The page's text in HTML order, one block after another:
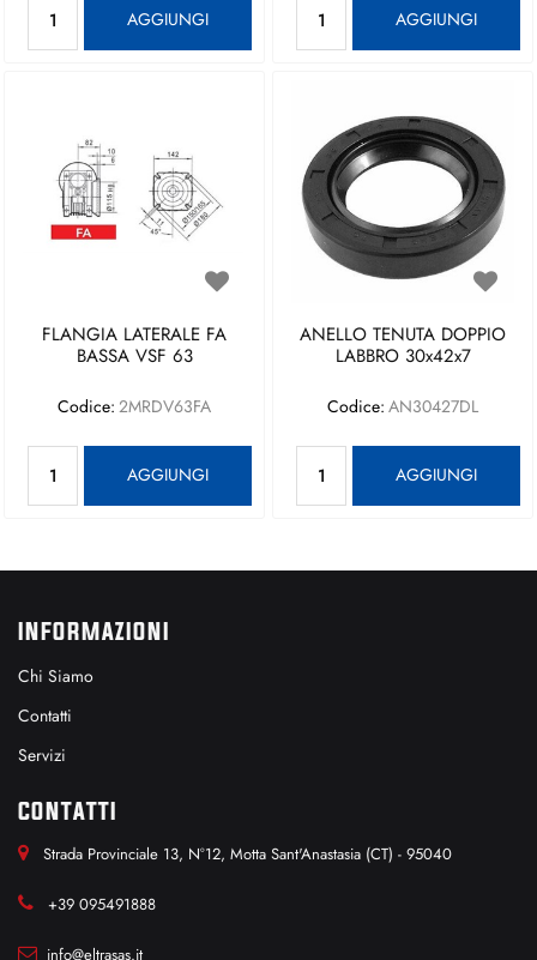
AGGIUNGI AGGIUNGI
FLANGIA LATERALE FA
BASSA VSF 63
Codice: 2MRDV63FA
AGGIUNGI
ANELLO TENUTA DOPPIO
LABBRO 30x42x7
Codice: AN30427DL
AGGIUNGI
INFORMAZIONI
Chi Siamo
Contatti
Servizi
CONTATTI
Strada Provinciale 13, N°12, Motta Sant'Anastasia (CT) - 95040
+39 095491888
info@eltrasas.it